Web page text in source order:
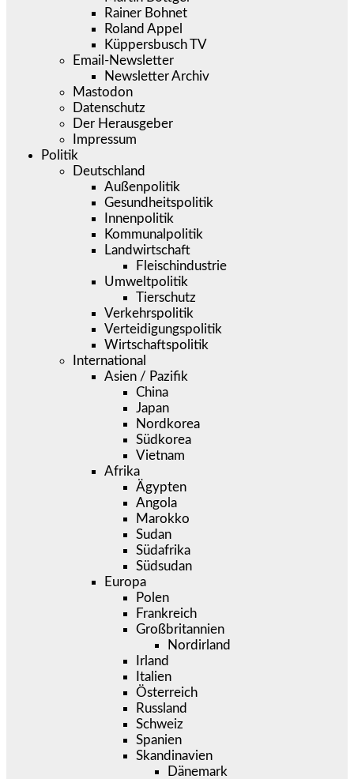
Rainer Bohnet
Roland Appel
Küppersbusch TV
Email-Newsletter
Newsletter Archiv
Mastodon
Datenschutz
Der Herausgeber
Impressum
Politik
Deutschland
Außenpolitik
Gesundheitspolitik
Innenpolitik
Kommunalpolitik
Landwirtschaft
Fleischindustrie
Umweltpolitik
Tierschutz
Verkehrspolitik
Verteidigungspolitik
Wirtschaftspolitik
International
Asien / Pazifik
China
Japan
Nordkorea
Südkorea
Vietnam
Afrika
Ägypten
Angola
Marokko
Sudan
Südafrika
Südsudan
Europa
Polen
Frankreich
Großbritannien
Nordirland
Irland
Italien
Österreich
Russland
Schweiz
Spanien
Skandinavien
Dänemark